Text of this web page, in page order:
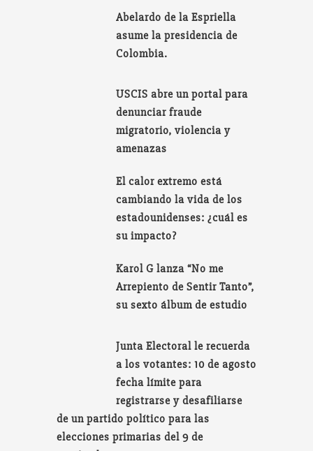
Abelardo de la Espriella
asume la presidencia de
Colombia.
USCIS abre un portal para
denunciar fraude
migratorio, violencia y
amenazas
El calor extremo está
cambiando la vida de los
estadounidenses: ¿cuál es
su impacto?
Karol G lanza “No me
Arrepiento de Sentir Tanto”,
su sexto álbum de estudio
Junta Electoral le recuerda
a los votantes: 10 de agosto
fecha límite para
registrarse y desafiliarse
de un partido político para las
elecciones primarias del 9 de